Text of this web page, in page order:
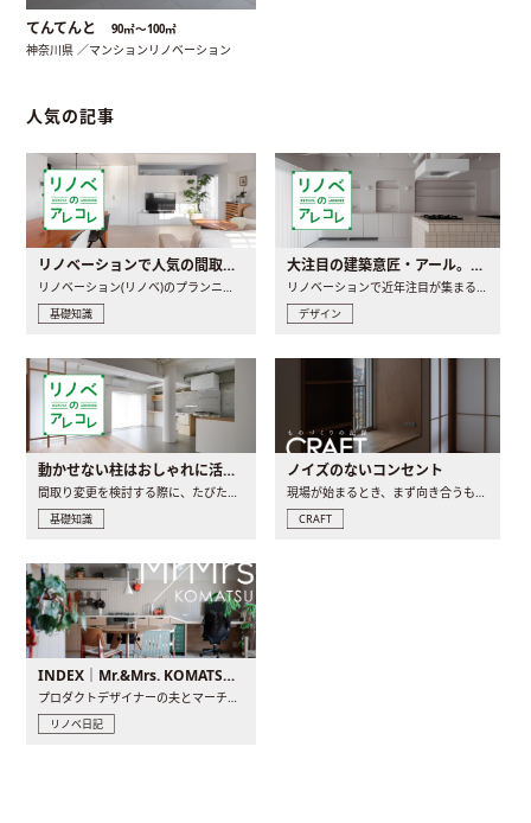
てんてんと 90㎡〜100㎡
神奈川県 ／マンションリノベーション
人気の記事
リノベーションで人気の間取りとは？トレンドの間取りと実例を徹底解説
リノベーション(リノベ)のプランニングで一番最初に決めるのは..
基礎知識
大注目の建築意匠・アール。人気の理由と空間に取り入れるポイント
リノベーションで近年注目が集まる建築意匠の一つであるアール..
デザイン
動かせない柱はおしゃれに活用！柱を魅せるリノベーション(リノベ)4選
間取り変更を検討する際に、たびたび皆さんの頭を悩ませる動か..
基礎知識
ノイズのないコンセント
現場が始まるとき、まず向き合うものの一つがコンセントです..
CRAFT
INDEX｜Mr.&Mrs. KOMATSU renovation diary
プロダクトデザイナーの夫とマーチャンダイザーの妻が、夫婦で..
リノベ日記